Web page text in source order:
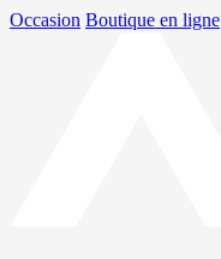
Occasion Boutique en ligne